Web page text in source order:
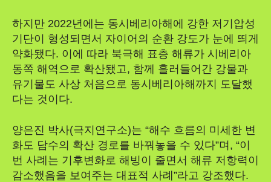
하지만 2022년에는 동시베리아해에 강한 저기압성
기단이 형성되면서 자이어의 순환 강도가 눈에 띄게
약화됐다. 이에 따라 북극해 표층 해류가 시베리아
동쪽 해역으로 확산됐고, 함께 흘러들어간 강물과
유기물도 사상 처음으로 동시베리아해까지 도달했
다는 것이다.
양은진 박사(극지연구소)는 “해수 흐름의 미세한 변
화도 담수의 확산 경로를 바꿔놓을 수 있다”며, “이
번 사례는 기후변화로 해빙이 줄면서 해류 저항력이
감소했음을 보여주는 대표적 사례”라고 강조했다.